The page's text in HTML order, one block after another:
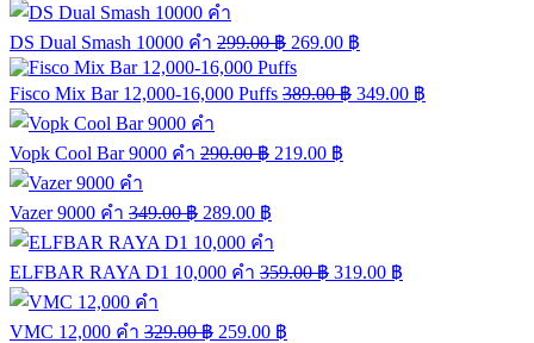
DS Dual Smash 10000 คำ 299.00฿ 269.00 ฿
Fisco Mix Bar 12,000-16,000 Puffs 389.00฿ 349.00 ฿
Vopk Cool Bar 9000 คำ 290.00฿ 219.00 ฿
Vazer 9000 คำ 349.00฿ 289.00 ฿
ELFBAR RAYA D1 10,000 คำ 359.00฿ 319.00 ฿
VMC 12,000 คำ 329.00฿ 259.00 ฿